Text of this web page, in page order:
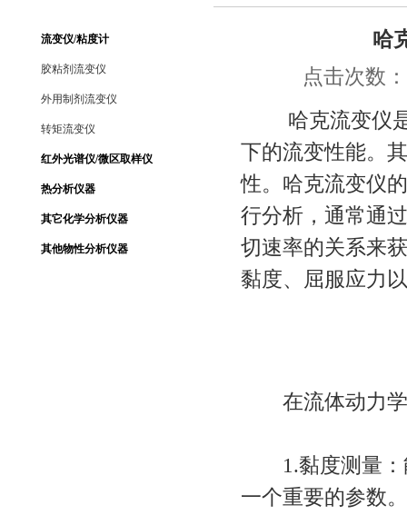
流变仪/粘度计
胶粘剂流变仪
外用制剂流变仪
转矩流变仪
红外光谱仪/微区取样仪
热分析仪器
其它化学分析仪器
其他物性分析仪器
哈
点击次数
哈克流变仪是
下的流变性能。
性。哈克流变仪
行分析，通常通
切速率的关系来
黏度、屈服应力
在流体动力学
1.黏度测量：
一个重要的参数